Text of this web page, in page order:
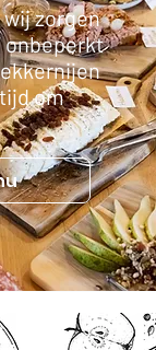
zorgen
onbeperkt
om